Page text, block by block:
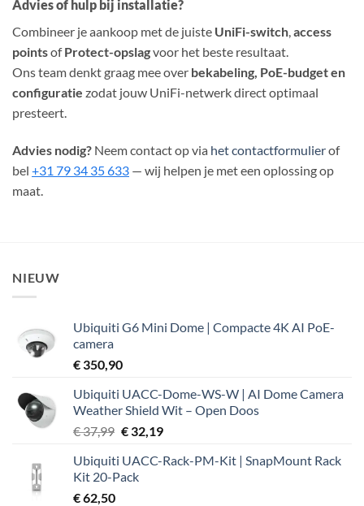
Advies of hulp bij installatie?
Combineer je aankoop met de juiste UniFi-switch,access
pointsofProtect-opslagvoor het beste resultaat.
Ons team denkt graag mee over bekabeling, PoE-budget en
configuratie zodat jouw UniFi-netwerk direct optimaal
presteert.
Advies nodig? Neem contact op via het contactformulierof
bel +31 79 34 35 633 — wij helpen je met een oplossing op
maat.
NIEUW
Ubiquiti G6 Mini Dome | Compacte 4K AI PoE-
camera
€ 350,90
Ubiquiti UACC-Dome-WS-W | AI Dome Camera
Weather Shield Wit – Open Doos
€37,99 Oorspronkelijke
was:
€ 37,99.
€32,19Huidige
is:
Ubiquiti UACC-Rack-PM-Kit | SnapMount Rack
Kit 20-Pack
€62,50